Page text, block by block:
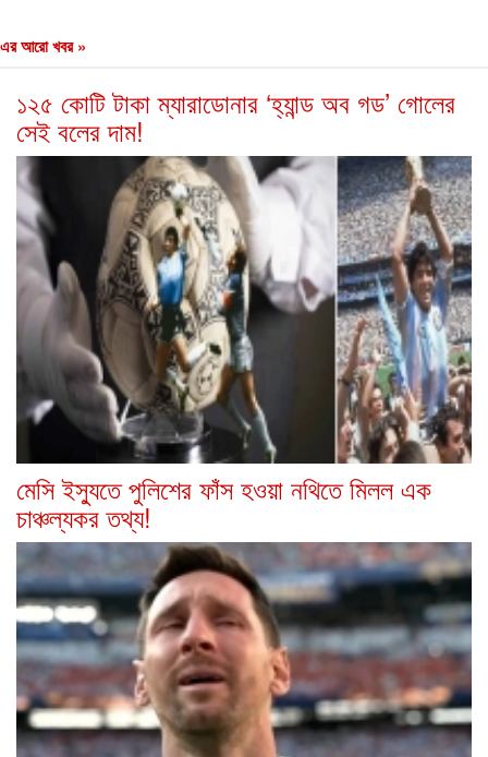
এর আরো খবর »
১২৫ কোটি টাকা ম্যারাডোনার ‘হ্যান্ড অব গড’ গোলের
সেই বলের দাম!
মেসি ইস্যুতে পুলিশের ফাঁস হওয়া নথিতে মিলল এক
চাঞ্চল্যকর তথ্য!